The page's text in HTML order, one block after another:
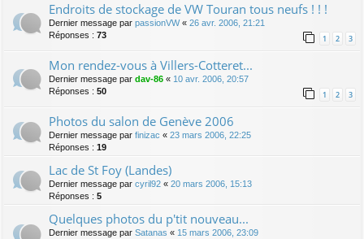
Endroits de stockage de VW Touran tous neufs ! ! !
Dernier message par passionVW« 26 avr. 2006, 21:21
Réponses : 73 1 2 3
Mon rendez-vous à Villers-Cotteret...
Dernier message par dav-86 « 10 avr. 2006, 20:57
Réponses : 50 1 2 3
Photos du salon de Genève 2006
Dernier message par finizac « 23 mars 2006, 22:25
Réponses : 19
Lac de St Foy (Landes)
Dernier message par cyril92 « 20 mars 2006, 15:13
Réponses : 5
Quelques photos du p'tit nouveau...
Dernier message par Satanas « 15 mars 2006, 23:09